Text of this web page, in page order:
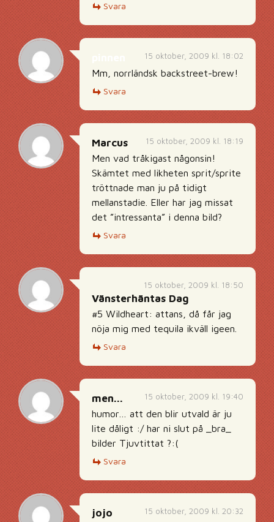
Svara
15 oktober, 2009 kl. 18:02
Mm, norrländsk backstreet-brew!
Svara
15 oktober, 2009 kl. 18:19
Marcus
Men vad tråkigast någonsin!
Skämtet med likheten sprit/sprite
tröttnade man ju på tidigt
mellanstadie. Eller har jag missat
det ”intressanta” i denna bild?
Svara
15 oktober, 2009 kl. 18:50
Vänsterhäntas Dag
#5 Wildheart: attans, då får jag
nöja mig med tequila ikväll igeen.
Svara
15 oktober, 2009 kl. 19:40
men...
humor… att den blir utvald är ju
lite dåligt :/ har ni slut på _bra_
bilder Tjuvtittat ?:(
Svara
15 oktober, 2009 kl. 20:32
jojo